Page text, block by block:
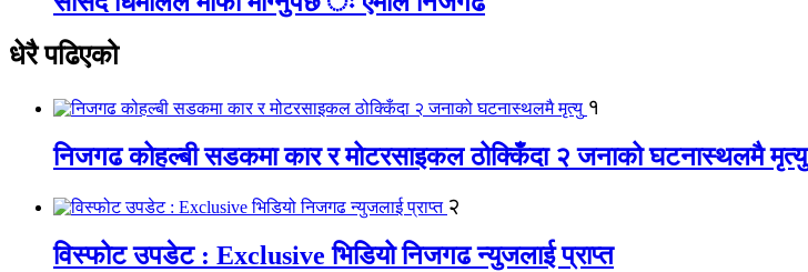
धेरै पढिएको
१
निजगढ कोहल्बी सडकमा कार र मोटरसाइकल ठोक्किँदा २ जनाको घटनास्थलमै मृत्यु
२
विस्फोट उपडेट : Exclusive भिडियो निजगढ न्युजलाई प्राप्त